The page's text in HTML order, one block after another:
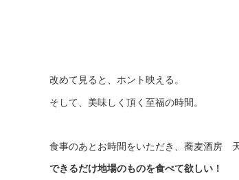
改めて見ると、ホント映える。
そして、美味しく頂く至福の時間。
食事のあとお時間をいただき、蕎麦酒房
できるだけ地場のものを食べて欲しい！